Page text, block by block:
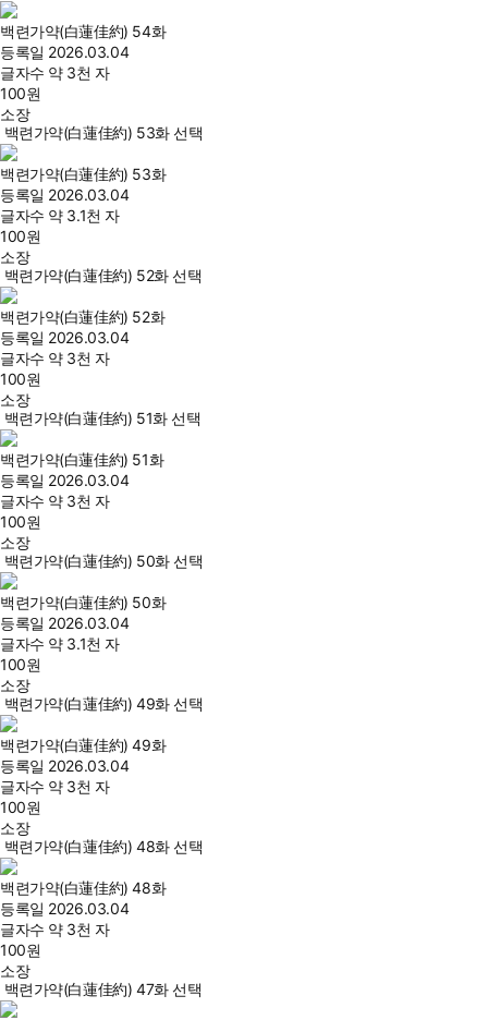
백련가약(白蓮佳約) 54화
등록일 2026.03.04
글자수 약 3천 자
100원
소장
백련가약(白蓮佳約) 53화 선택
백련가약(白蓮佳約) 53화
등록일 2026.03.04
글자수 약 3.1천 자
100원
소장
백련가약(白蓮佳約) 52화 선택
백련가약(白蓮佳約) 52화
등록일 2026.03.04
글자수 약 3천 자
100원
소장
백련가약(白蓮佳約) 51화 선택
백련가약(白蓮佳約) 51화
등록일 2026.03.04
글자수 약 3천 자
100원
소장
백련가약(白蓮佳約) 50화 선택
백련가약(白蓮佳約) 50화
등록일 2026.03.04
글자수 약 3.1천 자
100원
소장
백련가약(白蓮佳約) 49화 선택
백련가약(白蓮佳約) 49화
등록일 2026.03.04
글자수 약 3천 자
100원
소장
백련가약(白蓮佳約) 48화 선택
백련가약(白蓮佳約) 48화
등록일 2026.03.04
글자수 약 3천 자
100원
소장
백련가약(白蓮佳約) 47화 선택